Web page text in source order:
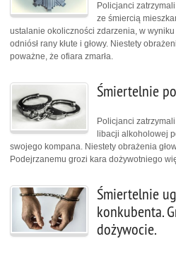
Policjanci
ze śmiercią
ustalanie okoliczności zdarzenia, w
odniósł rany kłute i głowy. Niestety
poważne, że ofiara zmarła.
Śmiertelnie
Policjanci
libacji alkoholowej
swojego kompana. Niestety obrażenia
Podejrzanemu grozi kara dożywotniego
Śmiertelnie
konkubenta.
dożywocie.